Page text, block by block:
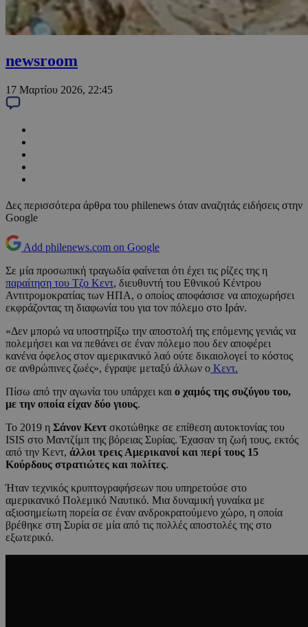
newsroom
17 Μαρτίου 2026, 22:45
Δες περισσότερα άρθρα του philenews όταν αναζητάς ειδήσεις στην
Google
Add philenews.com on Google
Σε μία προσωπική τραγωδία φαίνεται ότι έχει τις ρίζες της η
παραίτηση του Τζο Κεντ, διευθυντή του Εθνικού Κέντρου
Αντιτρομοκρατίας των ΗΠΑ, ο οποίος αποφάσισε να αποχωρήσει
εκφράζοντας τη διαφωνία του για τον πόλεμο στο Ιράν.
«Δεν μπορώ να υποστηρίξω την αποστολή της επόμενης γενιάς να
πολεμήσει και να πεθάνει σε έναν πόλεμο που δεν αποφέρει
κανένα όφελος στον αμερικανικό λαό ούτε δικαιολογεί το κόστος
σε ανθρώπινες ζωές», έγραψε μεταξύ άλλων ο Κεντ.
Πίσω από την αγωνία του υπάρχει και ο χαμός της συζύγου του,
με την οποία είχαν δύο γιους.
Το 2019 η Σάνον Κεντ σκοτώθηκε σε επίθεση αυτοκτονίας του
ISIS στο Μαντζίμπ της βόρειας Συρίας. Έχασαν τη ζωή τους, εκτός
από την Κεντ, άλλοι τρεις Αμερικανοί και περί τους 15
Κούρδους στρατιώτες και πολίτες.
Ήταν τεχνικός κρυπτογραφήσεων που υπηρετούσε στο
αμερικανικό Πολεμικό Ναυτικό. Μια δυναμική γυναίκα με
αξιοσημείωτη πορεία σε έναν ανδροκρατούμενο χώρο, η οποία
βρέθηκε στη Συρία σε μία από τις πολλές αποστολές της στο
εξωτερικό.